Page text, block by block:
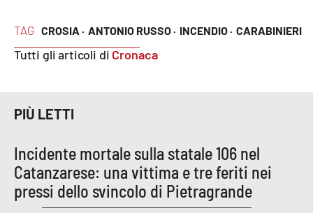
EDIZIONI
LOCALI
Crotone
Vibo Valentia
Reggio Calabria
TAG CROSIA · ANTONIO RUSSO · INCENDIO · CARABINIERI
Tutti gli articoli di Cronaca
PIÙ LETTI
Incidente mortale sulla statale 106 nel
Catanzarese: una vittima e tre feriti nei
pressi dello svincolo di Pietragrande